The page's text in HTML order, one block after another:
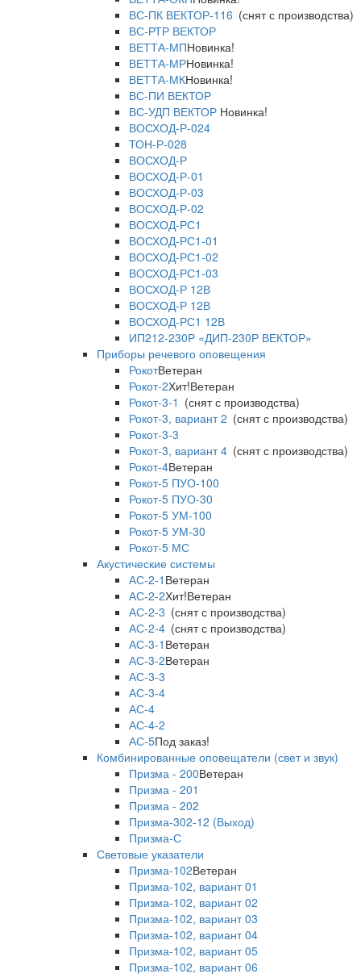
ВС-ПК ВЕКТОР-116 (снят с производства)
ВС-РТР ВЕКТОР
ВЕТТА-МПНовинка!
ВЕТТА-МРНовинка!
ВЕТТА-МКНовинка!
ВС-ПИ ВЕКТОР
ВС-УДП ВЕКТОР Новинка!
ВОСХОД-Р-024
ТОН-Р-028
ВОСХОД-Р
ВОСХОД-Р-01
ВОСХОД-Р-03
ВОСХОД-Р-02
ВОСХОД-РС1
ВОСХОД-РС1-01
ВОСХОД-РС1-02
ВОСХОД-РС1-03
ВОСХОД-Р 12В
ВОСХОД-Р 12В
ВОСХОД-РС1 12В
ИП212-230Р «ДИП-230Р ВЕКТОР»
Приборы речевого оповещения
РокотВетеран
Рокот-2Хит!Ветеран
Рокот-3-1 (снят с производства)
Рокот-3, вариант 2 (снят с производства)
Рокот-3-3
Рокот-3, вариант 4 (снят с производства)
Рокот-4Ветеран
Рокот-5 ПУО-100
Рокот-5 ПУО-30
Рокот-5 УМ-100
Рокот-5 УМ-30
Рокот-5 МС
Акустические системы
АС-2-1 Ветеран
АС-2-2Хит!Ветеран
АС-2-3 (снят с производства)
АС-2-4 (снят с производства)
АС-3-1 Ветеран
АС-3-2Ветеран
АС-3-3
АС-3-4
АС-4
АС-4-2
АС-5Под заказ!
Комбинированные оповещатели (свет и звук)
Призма - 200Ветеран
Призма - 201
Призма - 202
Призма-302-12 (Выход)
Призма-С
Световые указатели
Призма-102Ветеран
Призма-102, вариант 01
Призма-102, вариант 02
Призма-102, вариант 03
Призма-102, вариант 04
Призма-102, вариант 05
Призма-102, вариант 06